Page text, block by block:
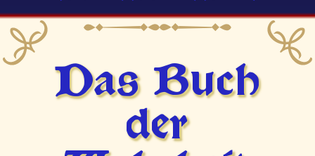
Das Buch
der